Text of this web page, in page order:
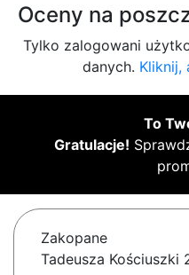
Oceny na
Tylko zalogowani
danych. Kliknij,
To
Gratulacje!
Zakopane
Tadeusza Kościuszki